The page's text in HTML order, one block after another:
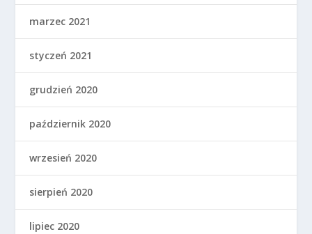
marzec 2021
styczeń 2021
grudzień 2020
październik 2020
wrzesień 2020
sierpień 2020
lipiec 2020